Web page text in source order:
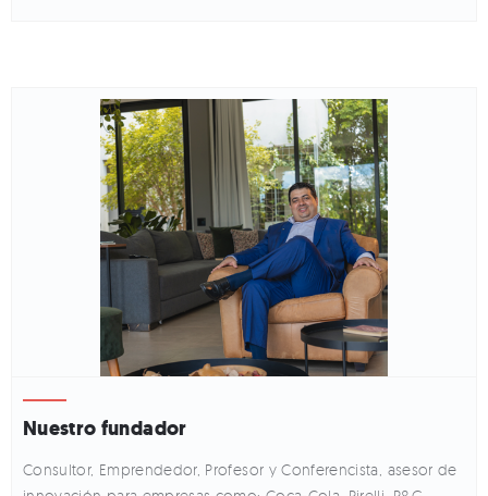
Nuestro fundador
Consultor, Emprendedor, Profesor y Conferencista, asesor de